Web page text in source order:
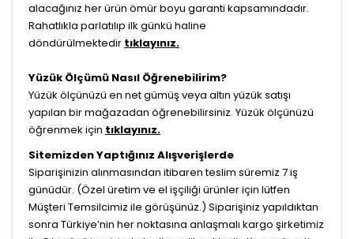
alacağınız her ürün ömür boyu garanti kapsamındadır.
Rahatlıkla parlatılıp ilk günkü haline
döndürülmektedir tıklayınız.
Yüzük Ölçümü Nasıl Öğrenebilirim?
Yüzük ölçünüzü en net gümüş veya altın yüzük satışı
yapılan bir mağazadan öğrenebilirsiniz. Yüzük ölçünüzü
öğrenmek için tıklayınız.
Sitemizden Yaptığınız Alışverişlerde
Siparişinizin alınmasından itibaren teslim süremiz 7 iş
günüdür. (Özel üretim ve el işçiliği ürünler için lütfen
Müşteri Temsilcimiz ile görüşünüz.) Siparişiniz yapıldıktan
sonra Türkiye’nin her noktasına anlaşmalı kargo şirketimiz